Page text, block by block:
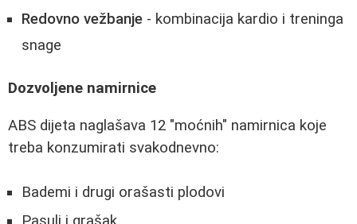
Redovno vežbanje - kombinacija kardio i treninga
snage
Dozvoljene namirnice
ABS dijeta naglašava 12 "moćnih" namirnica koje
treba konzumirati svakodnevno:
Bademi i drugi orašasti plodovi